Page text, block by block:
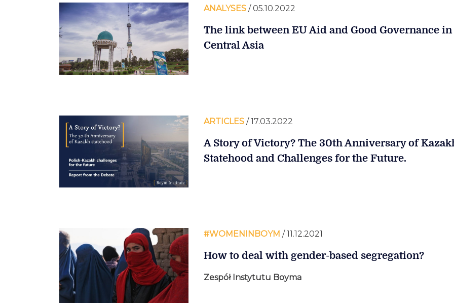
ANALYSES / 05.10.2022
The link between EU Aid and Good Governance in
Central Asia
ARTICLES / 17.03.2022
A Story of Victory? The 30th Anniversary of
Statehood and Challenges for the Future.
#WOMENINBOYM / 11.12.2021
How to deal with gender-based segregation?
Zespół Instytutu Boyma